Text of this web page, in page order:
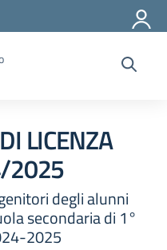
LICENZA
2025
degli alunni
secondaria di 1°
2025